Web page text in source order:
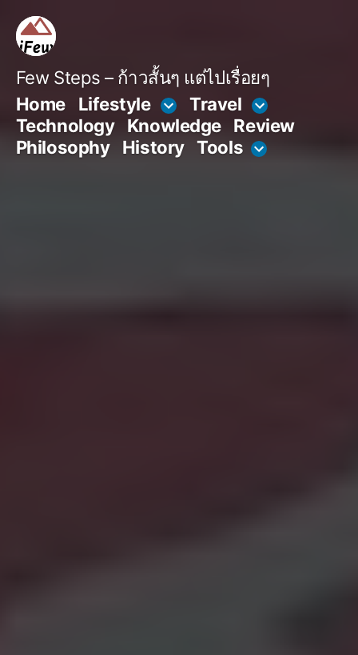
content
Few Steps – ก้าวสั้นๆ แต่ไปเรื่อยๆ
Home
Lifestyle
Travel
Technology
Knowledge Review
Philosophy
History Tools